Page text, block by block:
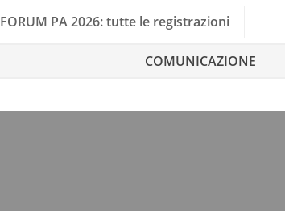
FORUM PA 2026: tutte le registrazioni
COMUNICAZIONE